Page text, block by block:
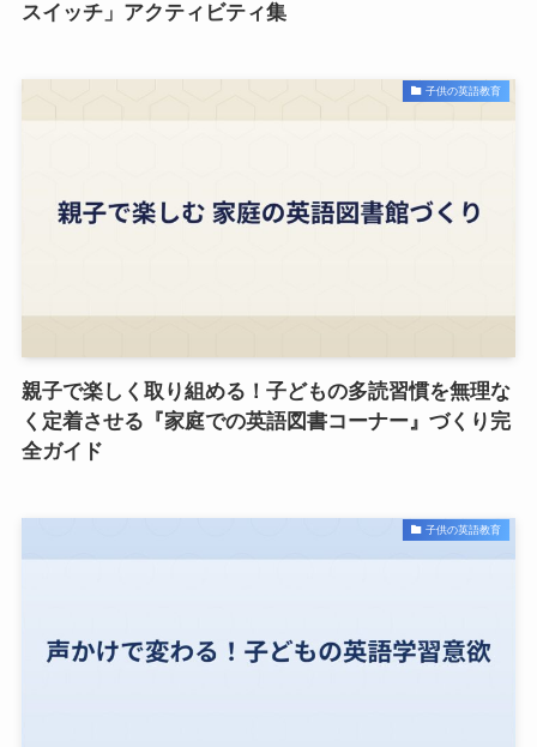
スイッチ」アクティビティ集
子供の英語教育
親子で楽しく取り組める！子どもの多読習慣を無理な
く定着させる『家庭での英語図書コーナー』づくり完
全ガイド
子供の英語教育